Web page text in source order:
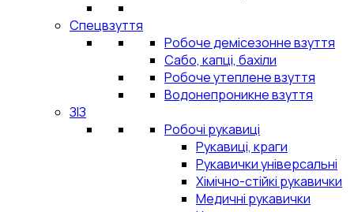
Спецвзуття
Робоче демісезонне взуття
Сабо, капці, бахіли
Робоче утеплене взуття
Водонепроникне взуття
ЗІЗ
Робочі рукавиці
Рукавиці, краги
Рукавички універсальні
Хімічно-стійкі рукавички
Медичні рукавички